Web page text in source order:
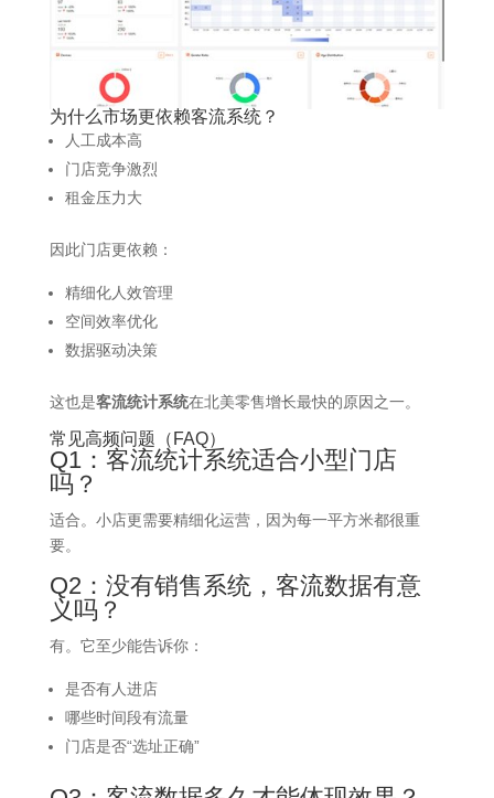
为什么市场更依赖客流系统？
人工成本高
门店竞争激烈
租金压力大
因此门店更依赖：
精细化人效管理
空间效率优化
数据驱动决策
这也是客流统计系统在北美零售增长最快的原因之一。
常见高频问题（FAQ）
Q1：客流统计系统适合小型门店
吗？
适合。小店更需要精细化运营，因为每一平方米都很重
要。
Q2：没有销售系统，客流数据有意
义吗？
有。它至少能告诉你：
是否有人进店
哪些时间段有流量
门店是否“选址正确”